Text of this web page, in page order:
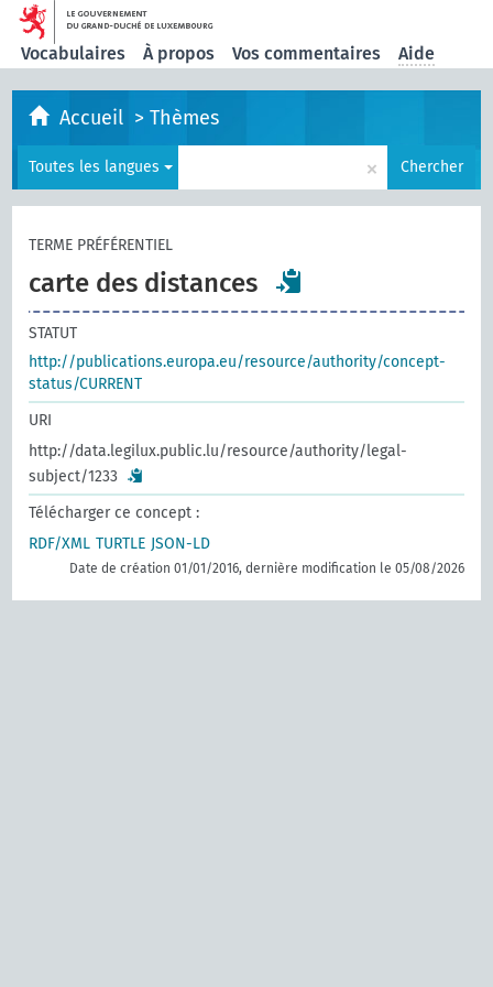
Vocabulaires À propos Vos commentaires Aide
Accueil >Thèmes
Toutes les langues × Chercher
TERME PRÉFÉRENTIEL
carte des distances
STATUT
http://publications.europa.eu/resource/authority/concept-
status/CURRENT
URI
http://data.legilux.public.lu/resource/authority/legal-
subject/1233
Télécharger ce concept :
RDF/XML TURTLE JSON-LD
Date de création 01/01/2016, dernière modification le 05/08/2026